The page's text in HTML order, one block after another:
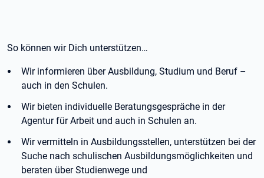
So können wir Dich unterstützen…
Wir informieren über Ausbildung, Studium und Beruf –
auch in den Schulen.
Wir bieten individuelle Beratungsgespräche in der
Agentur für Arbeit und auch in Schulen an.
Wir vermitteln in Ausbildungsstellen, unterstützen bei der
Suche nach schulischen Ausbildungsmöglichkeiten und
beraten über Studienwege und